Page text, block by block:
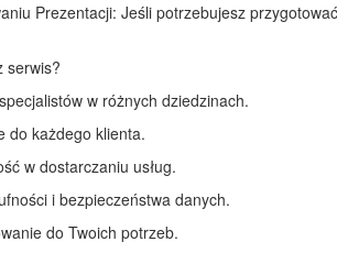
Prezentacji: Jeśli potrzebujesz
serwis?
w różnych dziedzinach.
do każdego klienta.
w dostarczaniu usług.
i bezpieczeństwa danych.
do Twoich potrzeb.